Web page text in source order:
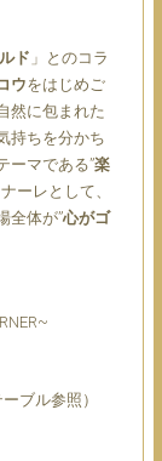
ド 」とのコラ
ウをはじめご
然に包まれた
持ちを分かち
ーマである”楽
ーレとして、
全体が”心がゴ
ブル参照）